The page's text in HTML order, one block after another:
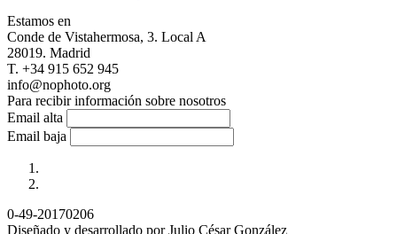
Estamos en
Conde de Vistahermosa, 3. Local A
28019. Madrid
T. +34 915 652 945
info@nophoto.org
Para recibir información sobre nosotros
Email alta
Email baja
0-49-20170206
Diseñado y desarrollado por Julio César González